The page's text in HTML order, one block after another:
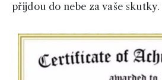
přijdou do nebe za vaše skutky.